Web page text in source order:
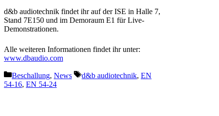
d&b audiotechnik findet ihr auf der ISE in Halle 7,
Stand 7E150 und im Demoraum E1 für Live-
Demonstrationen.
Alle weiteren Informationen findet ihr unter:
www.dbaudio.com
Kategorien
Beschallung, News Schlagwörter
d&b audiotechnik, EN
54-16, EN 54-24